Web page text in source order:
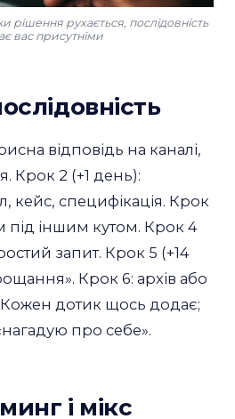
рішення рухається, послідовність
вас присутніми
відповідь на каналі,
Крок 2 (+1 день):
кейс, специфікація. Крок
під іншим кутом. Крок 4
запит. Крок 5 (+14
Крок 6: архів або
дотик щось додає;
про себе».
і мікс